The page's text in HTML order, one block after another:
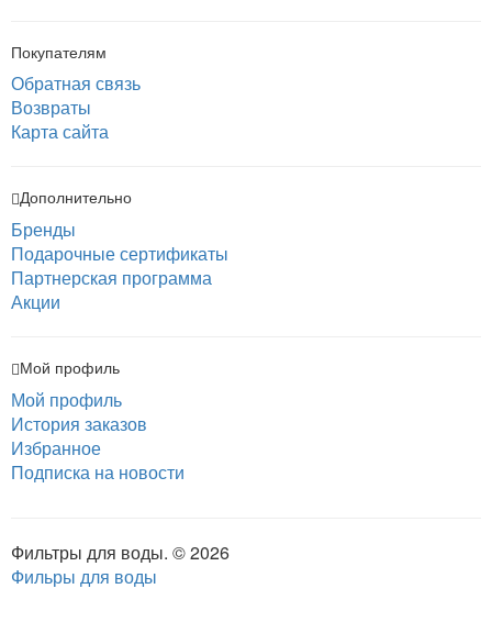
Покупателям
Обратная связь
Возвраты
Карта сайта
Дополнительно
Бренды
Подарочные сертификаты
Партнерская программа
Акции
Мой профиль
Мой профиль
История заказов
Избранное
Подписка на новости
Фильтры для воды. © 2026
Фильры для воды